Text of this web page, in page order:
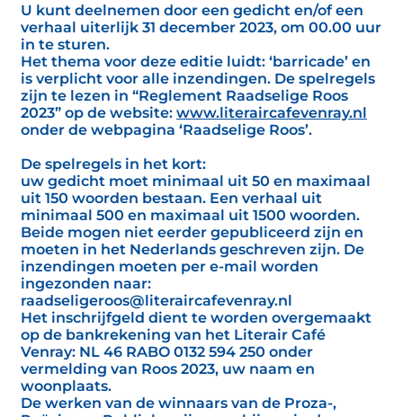
U kunt deelnemen door een gedicht en/of een
verhaal uiterlijk 31 december 2023, om 00.00 uur
in te sturen.
Het thema voor deze editie luidt: ‘barricade’ en
is verplicht voor alle inzendingen. De spelregels
zijn te lezen in “Reglement Raadselige Roos
2023” op de website: www.literaircafevenray.nl
onder de webpagina ‘Raadselige Roos’.
De spelregels in het kort:
uw gedicht moet minimaal uit 50 en maximaal
uit 150 woorden bestaan. Een verhaal uit
minimaal 500 en maximaal uit 1500 woorden.
Beide mogen niet eerder gepubliceerd zijn en
moeten in het Nederlands geschreven zijn. De
inzendingen moeten per e-mail worden
ingezonden naar:
raadseligeroos@literaircafevenray.nl
Het inschrijfgeld dient te worden overgemaakt
op de bankrekening van het Literair Café
Venray: NL 46 RABO 0132 594 250 onder
vermelding van Roos 2023, uw naam en
woonplaats.
De werken van de winnaars van de Proza-,